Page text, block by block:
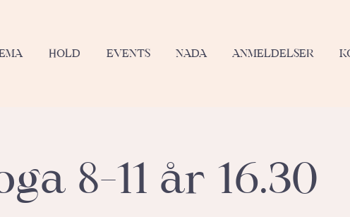
HOLD EVENTS NADA ANMELDELSER
8-11 år 16.30